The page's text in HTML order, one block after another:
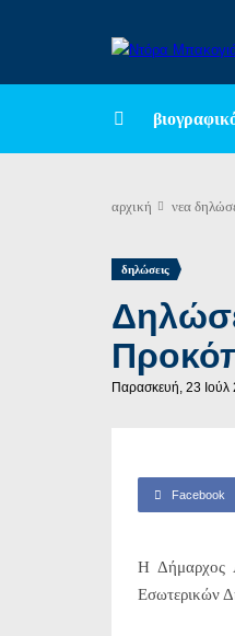
αρχική νεα
δηλώσεις
Παρασκευή, 23 Ιούλ
Facebook
Η Δήμαρχος
Εσωτερικών